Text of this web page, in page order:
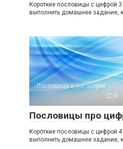
Короткие пословицы с цифрой 3
выполнить домашнее задание,
Пословицы и поговорки
0
Пословицы про
Короткие пословицы с цифрой 4
выполнить домашнее задание,